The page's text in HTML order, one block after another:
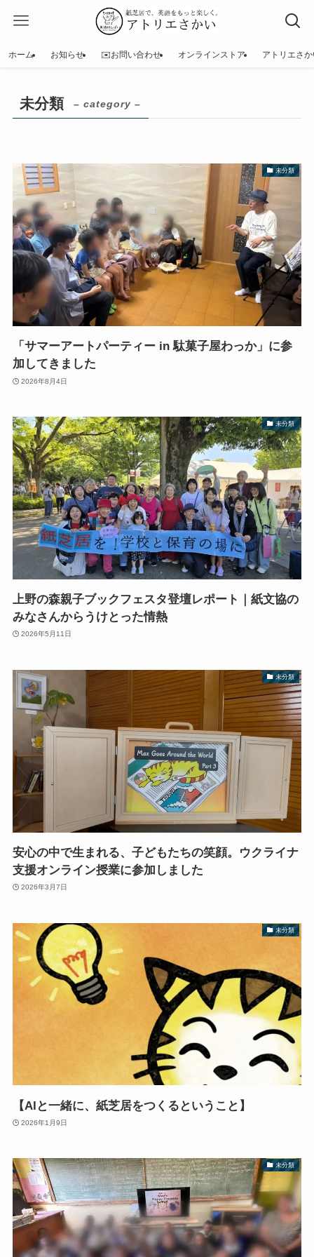
ホーム お知らせ ✉️お問い合わせ オンラインストア アトリエさ
未分類 – category –
未分類
「サマーアートパーティー in 駄菓子屋わっか」に参
加してきました
2026年8月4日
未分類
上野の森親子ブックフェスタ登壇レポート｜紙文協の
みなさんからうけとった情熱
2026年5月11日
未分類
安心の中で生まれる、子どもたちの笑顔。ウクライナ
支援オンライン授業に参加しました
2026年3月7日
未分類
【AIと一緒に、紙芝居をつくるということ】
2026年1月9日
未分類